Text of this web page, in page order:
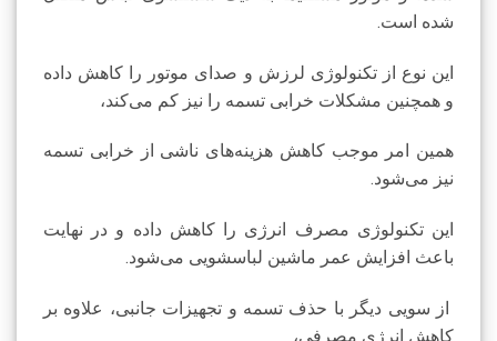
شده است.
این نوع از تکنولوژی لرزش و صدای موتور را کاهش داده
و همچنین مشکلات خرابی تسمه را نیز کم می‌کند،
همین امر موجب کاهش هزینه‌های ناشی از خرابی تسمه
نیز می‌شود.
این تکنولوژی مصرف انرژی را کاهش داده و در نهایت
باعث افزایش عمر ماشین لباسشویی می‌شود.
از سویی دیگر با حذف تسمه و تجهیزات جانبی، علاوه بر
کاهش انرژی مصرفی،